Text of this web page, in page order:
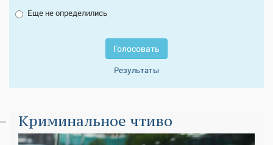
Еще не определились
Голосовать
Результаты
Криминальное чтиво